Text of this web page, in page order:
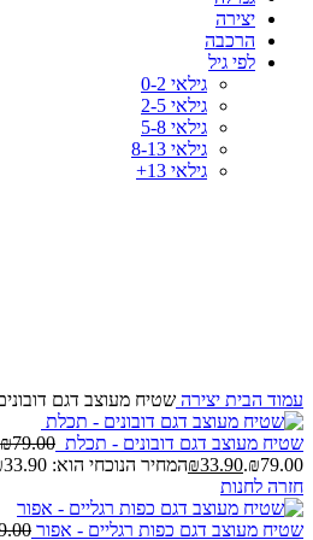
יצירה
הרכבה
לפי גיל
גילאי 0-2
גילאי 2-5
גילאי 5-8
גילאי 8-13
גילאי 13+
עמוד הבית יצירה שטיח מעוצב דגם
שטיח מעוצב דגם דובונים - תכלת ₪79.00
₪79.00.
₪33.90
המחיר הנוכחי הוא: ₪33.90.
חזרה לחנות
שטיח מעוצב דגם כפות רגליים - אפור